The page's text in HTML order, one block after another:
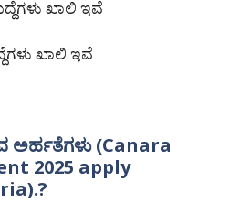
ಖಾಲಿ ಇವೆ
ಖಾಲಿ ಇವೆ
ಅರ್ಹತೆಗಳು (Canara
2025 apply